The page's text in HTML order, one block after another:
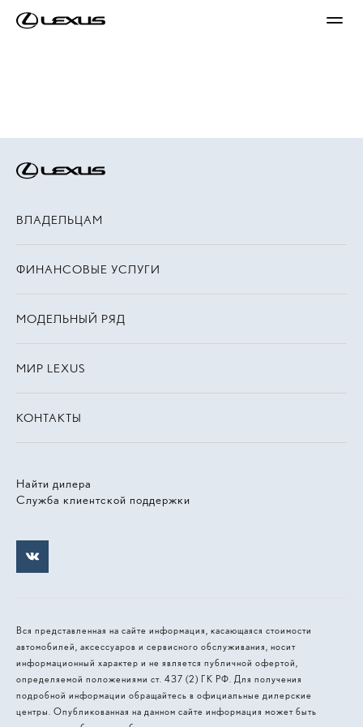
Найти дилера
Служба клиентской поддержки
ВЛАДЕЛЬЦАМ
ФИНАНСОВЫЕ УСЛУГИ
МОДЕЛЬНЫЙ РЯД
МИР LEXUS
КОНТАКТЫ
Вся представленная на сайте информация, касающаяся стоимости
автомобилей, аксессуаров и сервисного обслуживания, носит
информационный характер и не является публичной офертой,
определяемой положениями ст. 437 (2) ГК РФ. Для получения
подробной информации обращайтесь в официальные дилерские
центры. Опубликованная на данном сайте информация может быть